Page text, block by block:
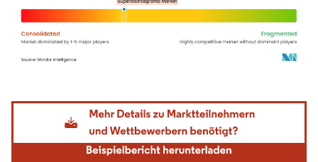
Bild © Mordor Intelligence. Wiederverwendung erfordert Namensnennung gemäß